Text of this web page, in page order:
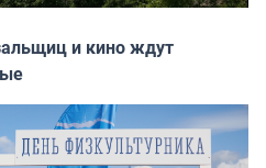
и кино ждут